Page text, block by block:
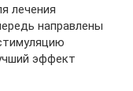
лечения
направлены
эффект